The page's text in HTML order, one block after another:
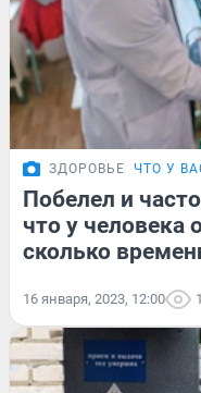
ЗДОРОВЬЕ ЧТО У
Побелел и
что у человека
сколько
16 января, 2023, 12:00